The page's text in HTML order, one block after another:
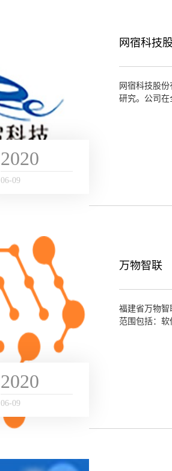
2020
06-09
网宿科技
网宿科技股
研究。公司
2020
06-09
万物智联
福建省万物智
范围包括：